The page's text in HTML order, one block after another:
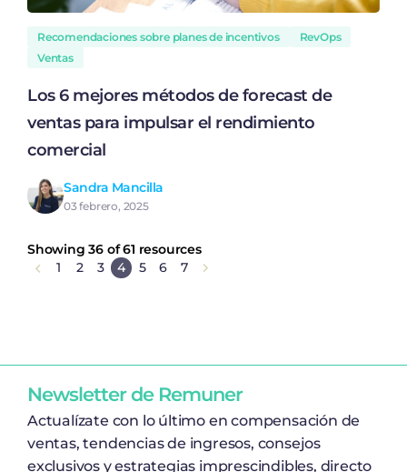
Recomendaciones sobre planes de incentivos
RevOps
Ventas
Los 6 mejores métodos de forecast de
ventas para impulsar el rendimiento
comercial
Sandra Mancilla
03 febrero, 2025
Showing 36 of 61 resources
1
2 3 4 5 6 7
Newsletter de Remuner
Actualízate con lo último en compensación de
ventas, tendencias de ingresos, consejos
exclusivos y estrategias imprescindibles, directo